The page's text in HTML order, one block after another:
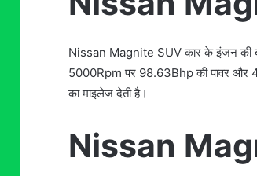
Nissan Magnite SUV कार के इंजन की
5000Rpm पर 98.63Bhp की पावर और
का माइलेज देती है।
Nissan